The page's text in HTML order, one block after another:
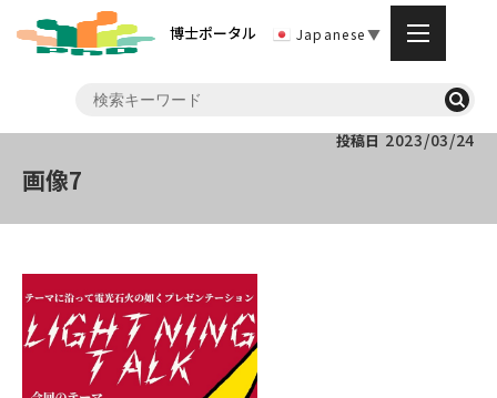
博士ポータル Japanese▼
投稿日 2023/03/24
画像7